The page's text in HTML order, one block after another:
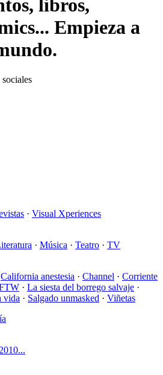
libros,
Empieza a
sociales
· Visual Xperiences
· Música · Teatro · TV
California anestesia · Channel · Corriente
· La siesta del borrego salvaje ·
vida · Salgado unmasked · Viñetas